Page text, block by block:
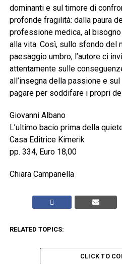
dominanti e sul timore di
profonde fragilità: dalla paura
professione medica, al
alla vita. Così, sullo sfondo del
paesaggio umbro, l’autore ci
attentamente sulle
all’insegna della passione e
pagare per soddifare i propri
Giovanni Albano
L’ultimo bacio prima della
Casa Editrice Kimerik
pp. 334, Euro 18,00
Chiara Campanella
RELATED TOPICS:
CLICK TO